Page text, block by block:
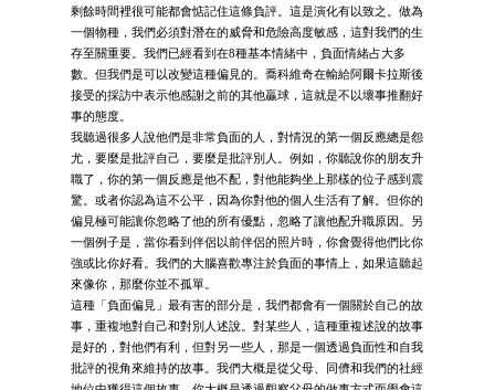
剩餘時間裡很可能都會惦記住這條負評。這是演化有以致之。做為
一個物種，我們必須對潛在的威脅和危險高度敏感，這對我們的生
存至關重要。我們已經看到在8種基本情緒中，負面情緒占大多
數。但我們是可以改變這種偏見的。喬科維奇在輸給阿爾卡拉斯後
接受的採訪中表示他感謝之前的其他贏球，這就是不以壞事推翻好
事的態度。
我聽過很多人說他們是非常負面的人，對情況的第一個反應總是怨
尤，要麼是批評自己，要麼是批評別人。例如，你聽說你的朋友升
職了，你的第一個反應是他不配，對他能夠坐上那樣的位子感到震
驚。或者你認為這不公平，因為你對他的個人生活有了解。但你的
偏見極可能讓你忽略了他的所有優點，忽略了讓他配升職原因。另
一個例子是，當你看到伴侶以前伴侶的照片時，你會覺得他們比你
強或比你好看。我們的大腦喜歡專注於負面的事情上，如果這聽起
來像你，那麼你並不孤單。
這種「負面偏見」最有害的部分是，我們都會有一個關於自己的故
事，重複地對自己和對別人述說。對某些人，這種重複述說的故事
是好的，對他們有利，但對另一些人，那是一個透過負面性和自我
批評的視角來維持的故事。我們大概是從父母、同儕和我們的社經